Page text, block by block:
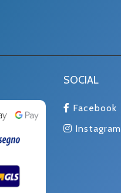
SOCIAL
Facebook
Instagram